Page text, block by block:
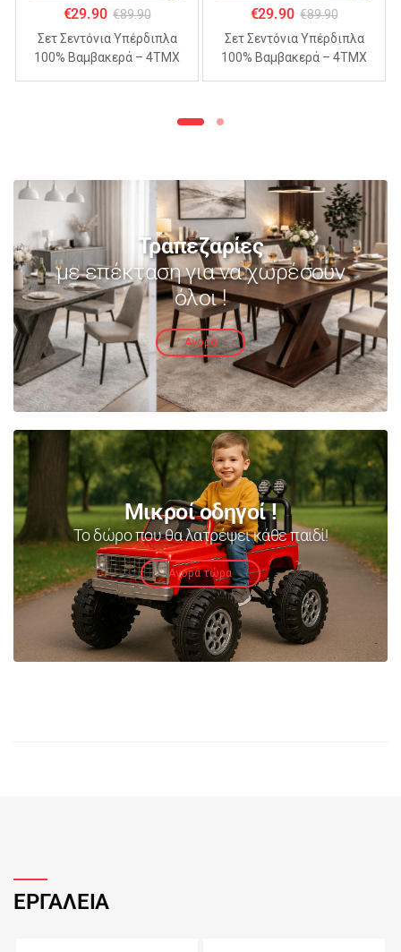
€29.90 €89.90
Σετ Σεντόνια Υπέρδιπλα
100% Βαμβακερά – 4ΤΜΧ
€29.90 €89.90
Σετ Σεντόνια Υπέρδιπλα
100% Βαμβακερά – 4ΤΜΧ
Τραπεζαρίες
με επέκταση για να χωρέσουν
όλοι !
Αγορά
Μικροί οδηγοί !
Το δώρο που θα λατρέψει κάθε παιδί!
Αγορά τώρα
ΕΡΓΑΛΕΙΑ